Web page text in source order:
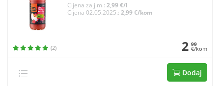
Cijena za j.m.:2,99 €/l
Cijena 02.05.2025.:2,99 €/kom
(2) 2 99
€/kom
Dodaj